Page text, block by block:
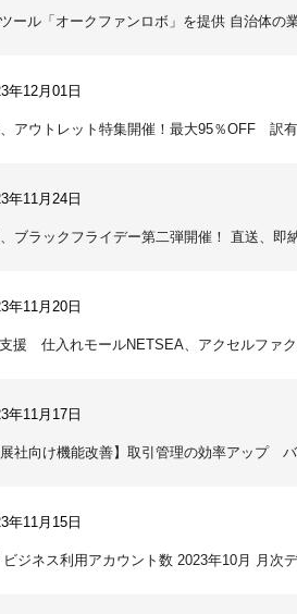
ール「オークファンロボ」を提供 自治体の
年12月01日
アウトレット特集開催！最大95％OFF 訳
年11月24日
ブラックフライデー第二弾開催！ 直送、即
年11月20日
援 仕入れモールNETSEA、アクセルファ
年11月17日
展社向け機能改善】取引管理の効率アップ
年11月15日
ジネス利用アカウント数 2023年10月 月次